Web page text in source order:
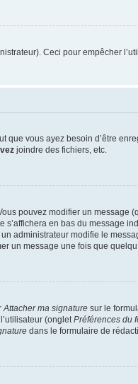
Ceci pour empêcher
vous ayez besoin d’être
joindre des fichiers, etc.
pouvez modifier un
en bas du message
administrateur modifie le
un message une fois que
Attacher ma signature sur le
(ongletPréférences du
dans le formulaire de